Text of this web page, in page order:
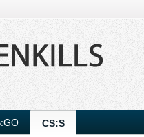
CS:S